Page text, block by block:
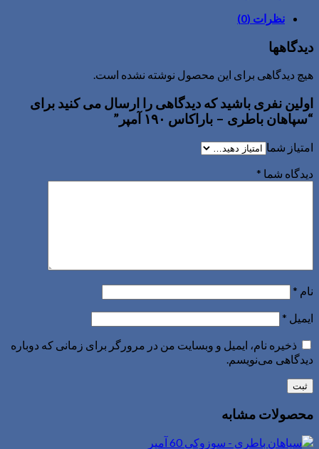
نظرات (0)
دیدگاهها
هیچ دیدگاهی برای این محصول نوشته نشده است.
اولین نفری باشید که دیدگاهی را ارسال می کنید برای
“سپاهان باطری – باراکاس ۱۹۰ آمپر”
امتیاز شما
دیدگاه شما *
نام *
ایمیل *
ذخیره نام، ایمیل و وبسایت من در مرورگر برای زمانی که دوباره
دیدگاهی می‌نویسم.
محصولات مشابه